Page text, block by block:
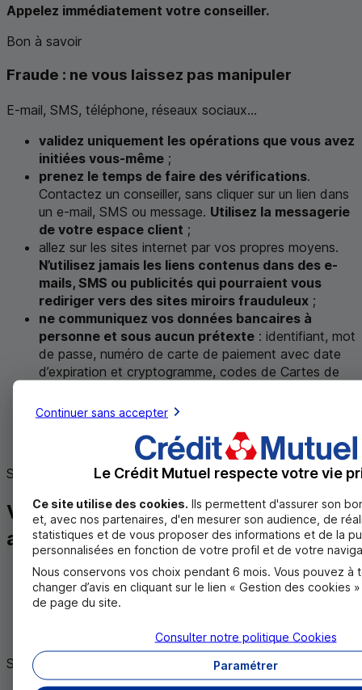
Appelez immédiatement votre conseiller.
Bon à savoir
Fraude : ne vous laissez pas manipuler
E-mail, SMS, téléphone, réseaux sociaux...
validez uniquement les opérations que vous avez
initiées vous-même ;
prenez le temps de faire des vérifications.
Contactez un conseiller, sans cliquer sur un lien dans
un e-mail, SMS ou message. Utilisez la messagerie
de votre espace client ;
allez sur les sites internet par vos propres moyens.
N’utilisez jamais les liens contenus dans des e-
mails, SMS ou publicités qui pourraient vous
rediriger vers des sites miroirs frauduleux ;
ne communiquez vos données bancaires à
personne et sous aucun prétexte : identifiant, mot
de passe, numéro de carte de paiement avec date
d’expiration et cryptogramme, codes de Cartes de
téléphone affiché est celui de votre banque
ne confiez vos moyens de paiement et valeurs à
Suivez les
consignes de votre banque.
Vous êtes victime de cette
arnaque ?
Bloquez votre accèsetmodifiez le mot de passe
de votre espace client
1
Si la fraude est avérée :
Continuer sans accepter
Le Crédit Mutuel respecte votre vie
Ce site utilise des cookies. Ils permettent d'assurer son
et, avec nos partenaires, d'en mesurer son audience, de
statistiques et de vous proposer des informations et de la
personnalisées en fonction de votre profil et de votre
Nous conservons vos choix pendant 6 mois. Vous pouvez à
changer d’avis en cliquant sur le lien « Gestion des cookies
de page du site.
Paramétrer
Consulter notre politique Cookies